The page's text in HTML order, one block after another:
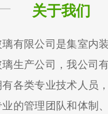
关于我们
有限公司是集室内
生产公司，我公司
各类专业技术人员
的管理团队和体制